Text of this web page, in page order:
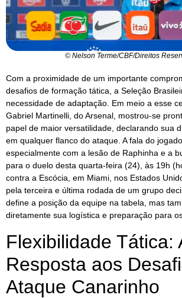
© Nelson Terme/CBF/Direitos
Com a proximidade de um importante
desafios de formação tática, a Seleção
necessidade de adaptação. Em meio a esse
Gabriel Martinelli, do Arsenal, mostrou-se
papel de maior versatilidade, declarando sua
em qualquer flanco do ataque. A fala do
especialmente com a lesão de Raphinha e a
para o duelo desta quarta-feira (24), às 19h
contra a Escócia, em Miami, nos Estados
pela terceira e última rodada de um grupo
define a posição da equipe na tabela, mas
diretamente sua logística e preparação para
Flexibilidade Tática:
Resposta aos
Ataque Canarinho